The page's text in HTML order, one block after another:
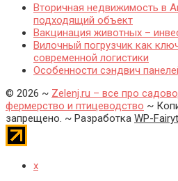
Вторичная недвижимость в
подходящий объект
Вакцинация животных –
Вилочный погрузчик как
современной логистики
Особенности сэндвич
© 2026 ~ Zelenj.ru – все про
фермерство и птицеводство ~
запрещено. ~ Разработка WP-
x